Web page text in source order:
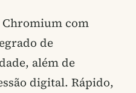
com
de
além de
digital. Rápido,